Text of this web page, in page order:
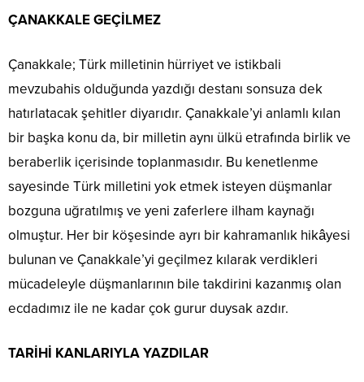
ÇANAKKALE GEÇİLMEZ
Çanakkale; Türk milletinin hürriyet ve istikbali
mevzubahis olduğunda yazdığı destanı sonsuza dek
hatırlatacak şehitler diyarıdır. Çanakkale’yi anlamlı kılan
bir başka konu da, bir milletin aynı ülkü etrafında birlik ve
beraberlik içerisinde toplanmasıdır. Bu kenetlenme
sayesinde Türk milletini yok etmek isteyen düşmanlar
bozguna uğratılmış ve yeni zaferlere ilham kaynağı
olmuştur. Her bir köşesinde ayrı bir kahramanlık hikâyesi
bulunan ve Çanakkale’yi geçilmez kılarak verdikleri
mücadeleyle düşmanlarının bile takdirini kazanmış olan
ecdadımız ile ne kadar çok gurur duysak azdır.
TARİHİ KANLARIYLA YAZDILAR